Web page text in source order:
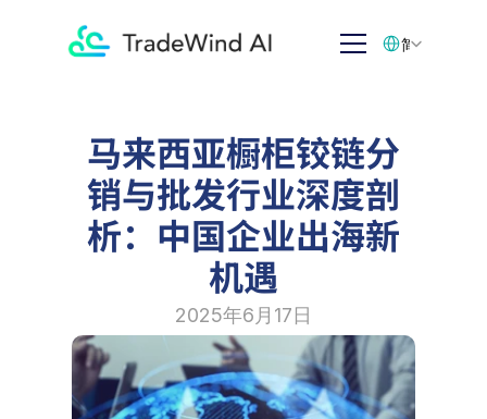
马来西亚橱柜铰链分
销与批发行业深度剖
析：中国企业出海新
机遇
2025年6月17日
简体中文